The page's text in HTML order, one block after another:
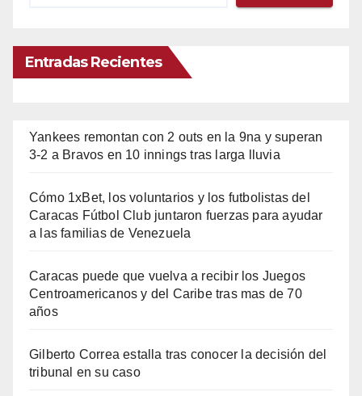
Entradas Recientes
Yankees remontan con 2 outs en la 9na y superan
3-2 a Bravos en 10 innings tras larga lluvia
Cómo 1xBet, los voluntarios y los futbolistas del
Caracas Fútbol Club juntaron fuerzas para ayudar
a las familias de Venezuela
Caracas puede que vuelva a recibir los Juegos
Centroamericanos y del Caribe tras mas de 70
años
Gilberto Correa estalla tras conocer la decisión del
tribunal en su caso